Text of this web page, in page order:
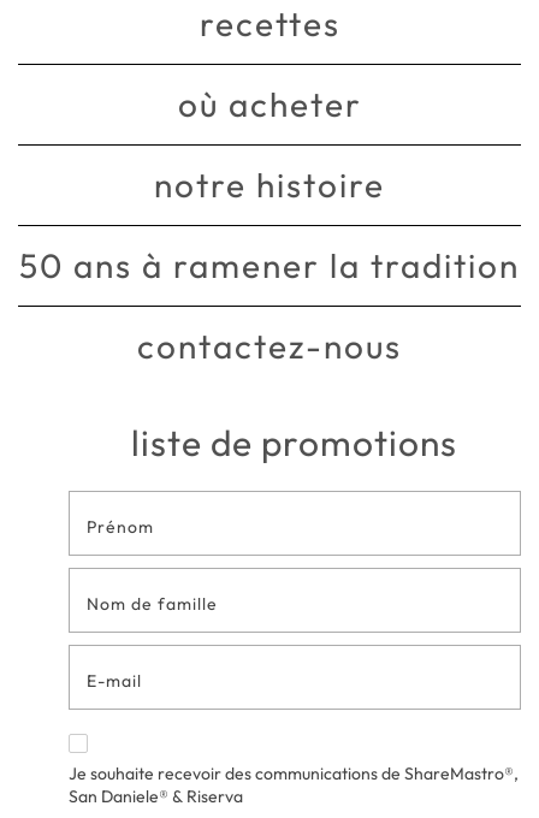
recettes
où acheter
notre histoire
50 ans à ramener la tradition
contactez-nous
liste de promotions
Formulaire
de contact
en bas de
page
Je souhaite recevoir des communications de ShareMastro®,
San Daniele® & Riserva